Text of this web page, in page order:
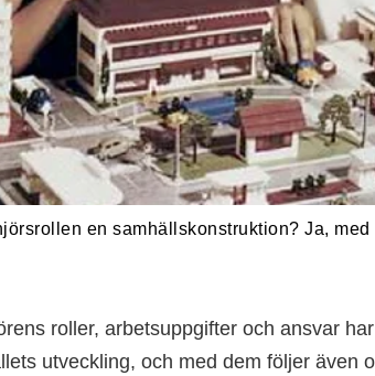
en samhällskonstruktion? Ja,
roller, arbetsuppgifter och ansvar
utveckling, och med dem följer även